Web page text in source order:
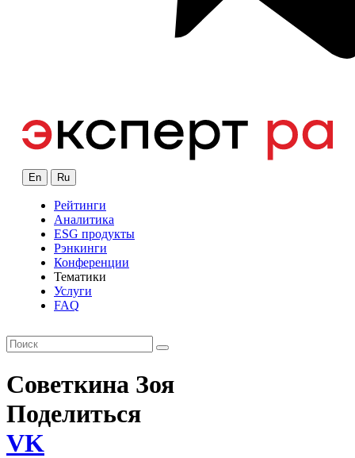
En Ru
Рейтинги
Аналитика
ESG продукты
Рэнкинги
Конференции
Тематики
Услуги
FAQ
Советкина Зоя
Поделиться
VK